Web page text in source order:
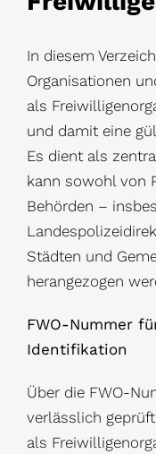
In diesem
Organisationen
als
und damit eine
Es dient als
kann sowohl von
Behörden –
Städten und
herangezogen
FWO-Nummer
Identifikation
Über die FWO-
verlässlich
als